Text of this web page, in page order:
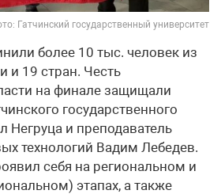
Гатчинский государственный университет
более 10 тыс. человек из
и 19 стран. Честь
на финале защищали
государственного
Негруца и преподаватель
технологий Вадим Лебедев.
себя на региональном и
этапах, а также